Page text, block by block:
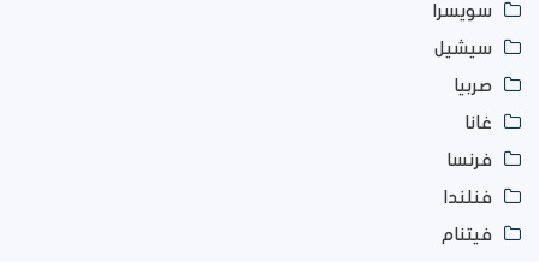
سويسرا
سيشيل
صربيا
غانا
فرنسا
فنلندا
فيتنام